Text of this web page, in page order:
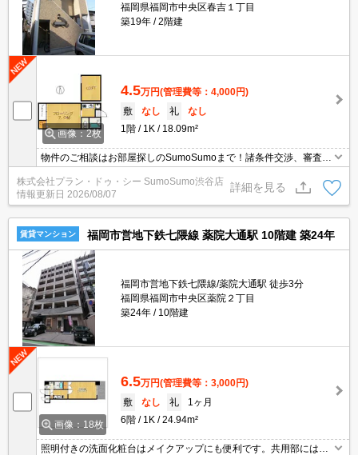
福岡県福岡市中央区春吉１丁目
築19年
2階建
画像：2枚
4.5万円(管理費等：4,000円)
敷
なし 礼
なし
1階
1K 18.09m²
物件のご相談はお部屋探しのSumoSumoまで！諸条件交渉、審査等
自信がございます！是非一度ご相談ください♪♪
株式会社プラン・ドゥ・シー SumoSumo渋谷店
情報更新日 2026/08/07
詳細を見る
賃貸マンション 福岡市営地下鉄七隈線 薬院大通駅 10階建 築24年
福岡市営地下鉄七隈線/薬院大通駅 徒歩3分
福岡県福岡市中央区薬院２丁目
築24年
10階建
画像：18枚
6.5万円(管理費等：3,000円)
敷
なし 礼
1ヶ月
6階
1K 24.94m²
照明付きの洗面化粧台はメイクアップにも便利です。共用部にはエ